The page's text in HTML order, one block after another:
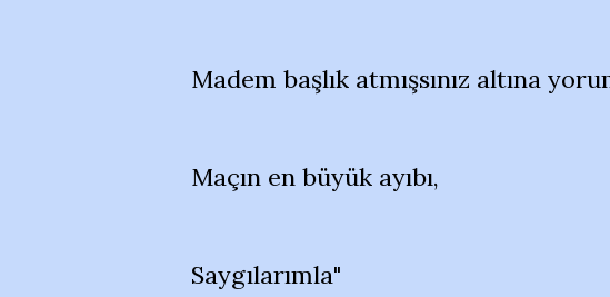
Madem başlık atmışsınız altına
Maçın en büyük ayıbı,
Saygılarımla"